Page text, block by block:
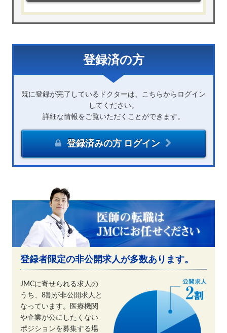
登録済の方
既に登録が完了しているドクターは、こちらからログイン
してください。
詳細な情報をご覧いただくことができます。
登録済みの方 ログイン
登録者限定の非公開求人が多数あります。
JMCに寄せられる求人の
うち、8割が非公開求人と
なっています。医療機関
や企業が公にしたくない
ポジションを募集する場